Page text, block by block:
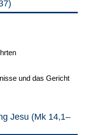
und das Gericht
Jesu (Mk 14,1–